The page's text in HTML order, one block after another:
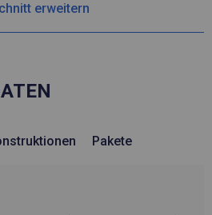
erweitern
Pakete